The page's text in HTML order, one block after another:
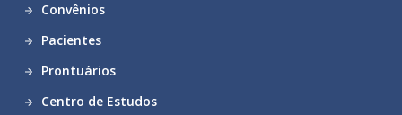
Convênios
Pacientes
Prontuários
Centro de Estudos